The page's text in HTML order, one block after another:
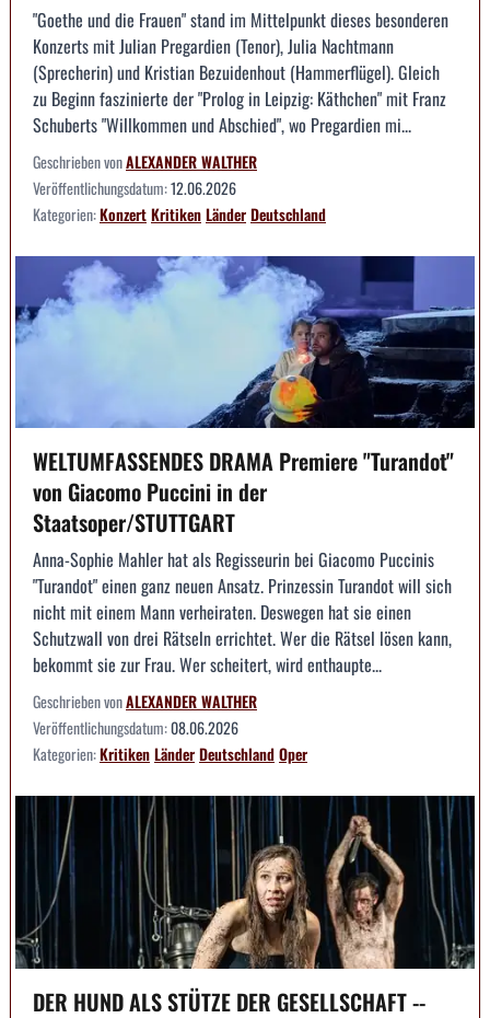
"Goethe und die Frauen" stand im Mittelpunkt dieses besonderen
Konzerts mit Julian Pregardien (Tenor), Julia Nachtmann
(Sprecherin) und Kristian Bezuidenhout (Hammerflügel). Gleich
zu Beginn faszinierte der "Prolog in Leipzig: Käthchen" mit Franz
Schuberts "Willkommen und Abschied", wo Pregardien mi...
Geschrieben vonALEXANDER WALTHER
Veröffentlichungsdatum:12.06.2026
Kategorien:KonzertKritikenLänderDeutschland
WELTUMFASSENDES DRAMA Premiere "Turandot"
von Giacomo Puccini in der
Staatsoper/STUTTGART
Anna-Sophie Mahler hat als Regisseurin bei Giacomo Puccinis
"Turandot" einen ganz neuen Ansatz. Prinzessin Turandot will sich
nicht mit einem Mann verheiraten. Deswegen hat sie einen
Schutzwall von drei Rätseln errichtet. Wer die Rätsel lösen kann,
bekommt sie zur Frau. Wer scheitert, wird enthaupte...
Geschrieben vonALEXANDER WALTHER
Veröffentlichungsdatum:08.06.2026
Kategorien:KritikenLänderDeutschlandOper
DER HUND ALS STÜTZE DER GESELLSCHAFT --